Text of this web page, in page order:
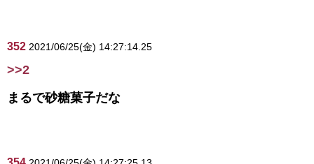
352 2021/06/25(金) 14:27:14.25
>>2
まるで砂糖菓子だな